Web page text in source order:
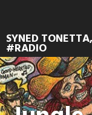
SYNED
#RADIO